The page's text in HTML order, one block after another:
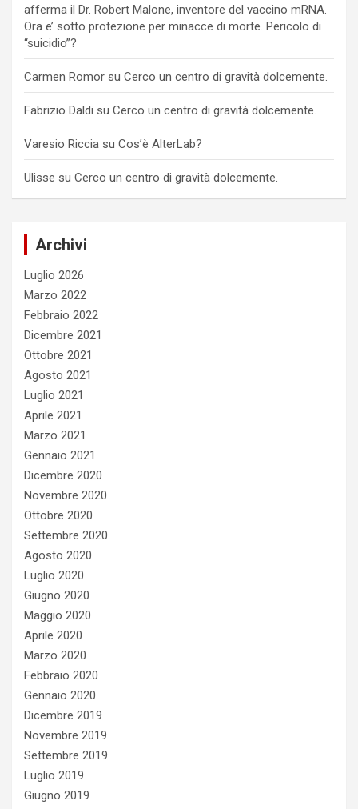
afferma il Dr. Robert Malone, inventore del vaccino mRNA.
Ora e’ sotto protezione per minacce di morte. Pericolo di
“suicidio”?
Carmen Romor su Cerco un centro di gravità dolcemente.
Fabrizio Daldi su Cerco un centro di gravità dolcemente.
Varesio Riccia su Cos’è AlterLab?
Ulisse su Cerco un centro di gravità dolcemente.
Archivi
Luglio 2026
Marzo 2022
Febbraio 2022
Dicembre 2021
Ottobre 2021
Agosto 2021
Luglio 2021
Aprile 2021
Marzo 2021
Gennaio 2021
Dicembre 2020
Novembre 2020
Ottobre 2020
Settembre 2020
Agosto 2020
Luglio 2020
Giugno 2020
Maggio 2020
Aprile 2020
Marzo 2020
Febbraio 2020
Gennaio 2020
Dicembre 2019
Novembre 2019
Settembre 2019
Luglio 2019
Giugno 2019